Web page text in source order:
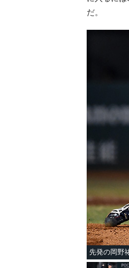
だ。
先発の岡野